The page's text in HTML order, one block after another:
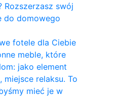
Rozszerzasz swój
do domowego
fotele dla Ciebie
meble, które
jako element
relaksu. To
mieć je w